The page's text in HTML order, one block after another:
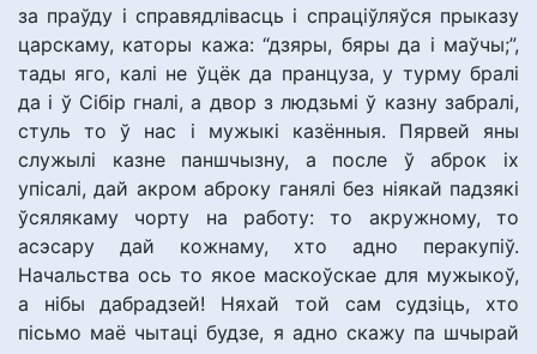
за праўду і справядлівасць і спраціўляўся прыказу
царскаму, каторы кажа: “дзяры, бяры да і маўчы;”,
тады яго, калі не ўцёк да пранцуза, у турму бралі
да і ў Сібір гналі, а двор з людзьмі ў казну забралі,
стуль то ў нас і мужыкі казённыя. Пярвей яны
служылі казне паншчызну, а после ў аброк іх
упісалі, дай акром аброку ганялі без ніякай падзякі
ўсялякаму чорту на работу: то акружному, то
асэсару дай кожнаму, хто адно перакупіў.
Начальства ось то якое маскоўскае для мужыкоў,
а нібы дабрадзей! Няхай той сам судзіць, хто
пісьмо маё чытаці будзе, я адно скажу па шчырай